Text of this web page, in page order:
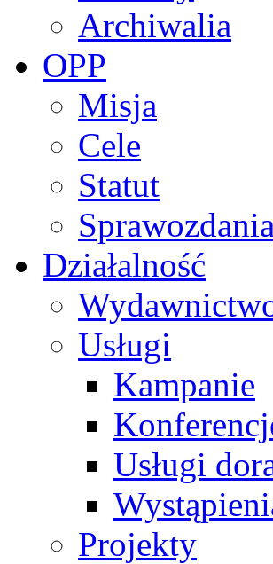
Archiwalia
OPP
Misja
Cele
Statut
Sprawozdania
Działalność
Usługi
Kampanie
Usługi
Projekty